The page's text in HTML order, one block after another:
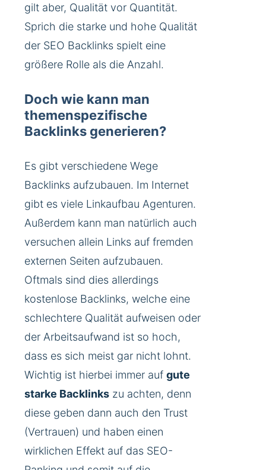
gilt aber, Qualität vor Quantität.
Sprich die starke und hohe Qualität
der SEO Backlinks spielt eine
größere Rolle als die Anzahl.
Doch wie kann man
themenspezifische
Backlinks generieren?
Es gibt verschiedene Wege
Backlinks aufzubauen. Im Internet
gibt es viele Linkaufbau Agenturen.
Außerdem kann man natürlich auch
versuchen allein Links auf fremden
externen Seiten aufzubauen.
Oftmals sind dies allerdings
kostenlose Backlinks, welche eine
schlechtere Qualität aufweisen oder
der Arbeitsaufwand ist so hoch,
dass es sich meist gar nicht lohnt.
Wichtig ist hierbei immer auf gute
starke Backlinks zu achten, denn
diese geben dann auch den Trust
(Vertrauen) und haben einen
wirklichen Effekt auf das SEO-